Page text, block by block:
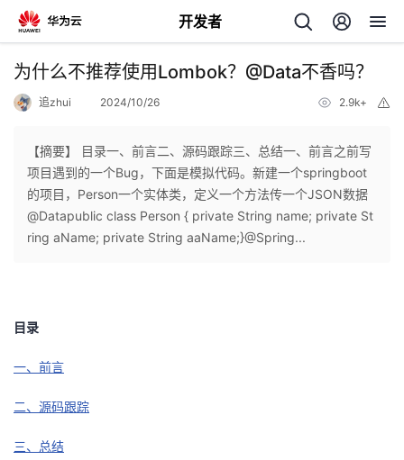
开发者
返
个
为什么不推荐使用Lombok？@Data不香吗？
追zhui 2024/10/26 2.9k+
【摘要】 ​目录一、前言二、源码跟踪三、总结一、前言之前写
项目遇到的一个Bug，下面是模拟代码。新建一个springboot
的项目，Person一个实体类，定义一个方法传一个JSON数据
@Datapublic class Person { private String name; private St
ring aName; private String aaName;}@Spring...
目录
一、前言
二、源码跟踪
三、总结